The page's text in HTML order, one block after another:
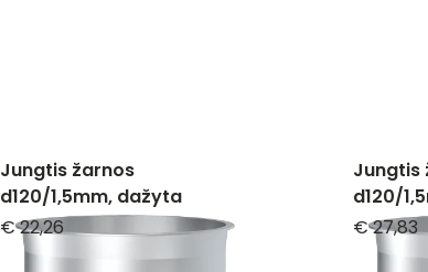
Jungtis žarnos
d120/1,5mm, dažyta
€ 22,26
Jungtis
d120/
€ 27,83